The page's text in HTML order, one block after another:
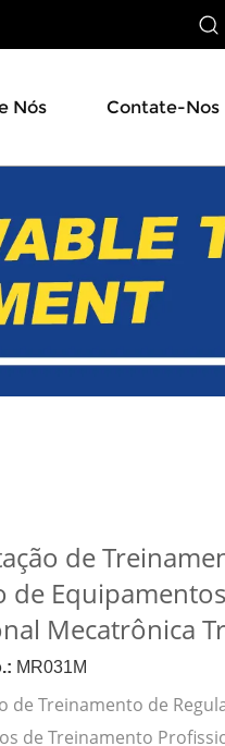
Nós Contate-Nos
de
de
Mecatrônica
MR031M
de Treinamento de
de Treinamento